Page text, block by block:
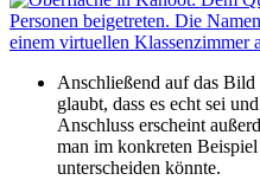
Anschließend auf das
glaubt, dass es echt sei
Anschluss erscheint
man im konkreten
unterscheiden könnte.